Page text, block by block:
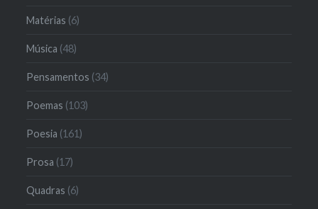
Matérias (6)
Música (48)
Pensamentos (34)
Poemas (103)
Poesia (161)
Prosa (17)
Quadras (6)